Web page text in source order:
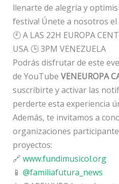
llenarte de alegría y
festiva! Únete a nosotros el
🕙 A LAS 22H EUROPA
USA 🕒 3PM VENEZUELA
Podrás disfrutar de este
de YouTube VENEUROPA
suscribirte y activar las
perderte esta experiencia
Además, te invitamos a
organizaciones
proyectos:
🔗 www.fundimusicol.org
📱 @familiafutura_news